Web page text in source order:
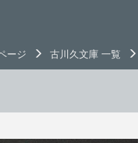
ージ 古川久文庫 一覧